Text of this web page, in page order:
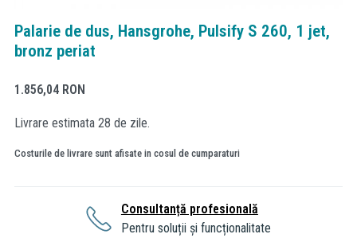
Palarie de dus, Hansgrohe, Pulsify S 260, 1 jet,
bronz periat
1.856,04 RON
Livrare estimata 28 de zile.
Costurile de livrare sunt afisate in cosul de cumparaturi
Consultanță profesională
Pentru soluții și funcționalitate